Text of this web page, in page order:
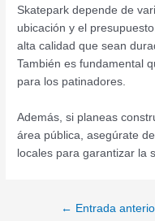
Skatepark depende de
ubicación y el
alta calidad que sean
También es fundamental
para los patinadores.
Además, si planeas
área pública, asegúrate
locales para garantizar la
← Entrada